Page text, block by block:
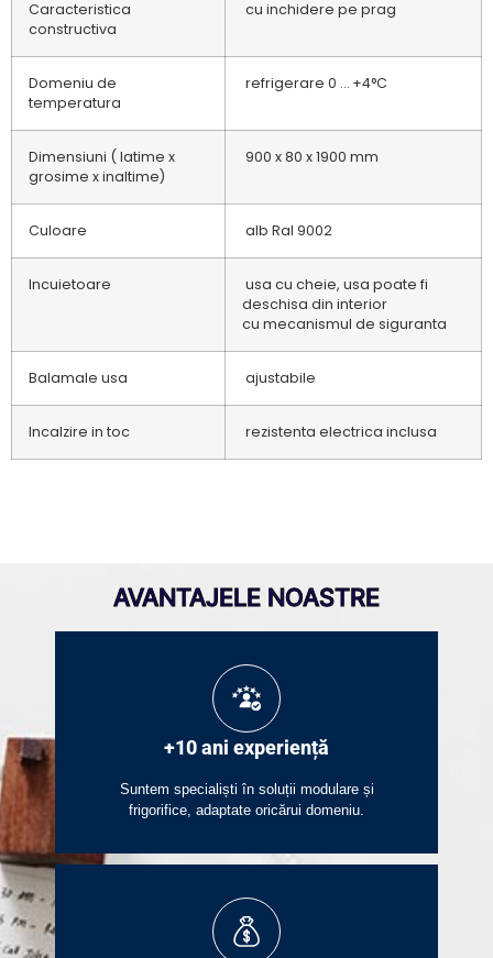
Caracteristica
constructiva
cu inchidere pe prag
Domeniu de
temperatura
refrigerare 0 … +4°C
Dimensiuni ( latime x
grosime x inaltime)
900 x 80 x 1900 mm
Culoare alb Ral 9002
Incuietoare
usa cu cheie, usa poate fi
deschisa din interior
cu mecanismul de siguranta
Balamale usa ajustabile
Incalzire in toc rezistenta electrica inclusa
AVANTAJELE NOASTRE
+10 ani experiență
Suntem specialiști în soluții modulare și
frigorifice, adaptate oricărui domeniu.